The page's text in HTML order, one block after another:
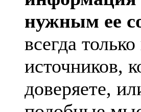
нужным ее
всегда
источников,
доверяете,